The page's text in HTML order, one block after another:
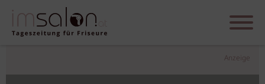
Anzeige